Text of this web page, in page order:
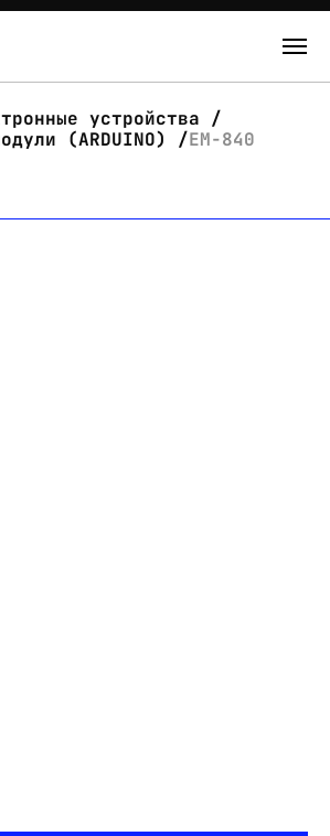
О нас
Новости
устройства
(ARDUINO)
EM-840